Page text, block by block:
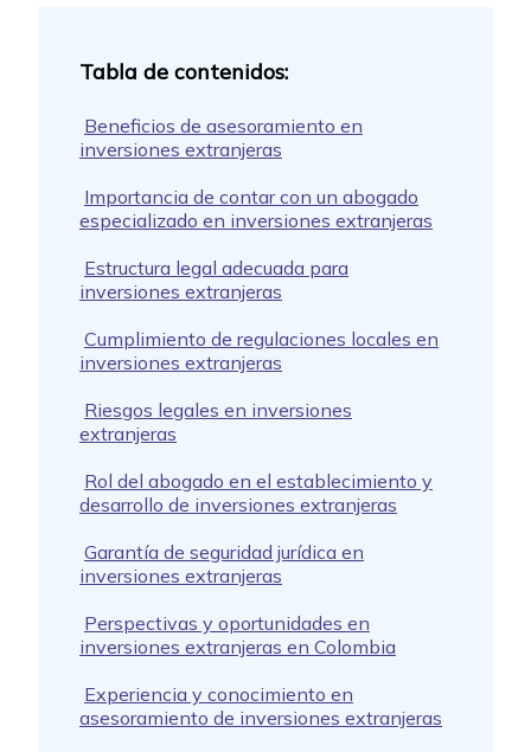
Beneficios de asesoramiento en
inversiones extranjeras
Importancia de contar con un abogado
especializado en inversiones extranjeras
Estructura legal adecuada para
inversiones extranjeras
Cumplimiento de regulaciones locales en
inversiones extranjeras
Riesgos legales en inversiones
extranjeras
Rol del abogado en el establecimiento y
desarrollo de inversiones extranjeras
Garantía de seguridad jurídica en
inversiones extranjeras
Perspectivas y oportunidades en
inversiones extranjeras en Colombia
Experiencia y conocimiento en
asesoramiento de inversiones extranjeras